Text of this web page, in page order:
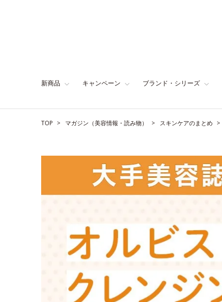
新商品 キャンペーン ブランド・シリーズ
TOP マガジン（美容情報・読み物） スキンケアのまとめ